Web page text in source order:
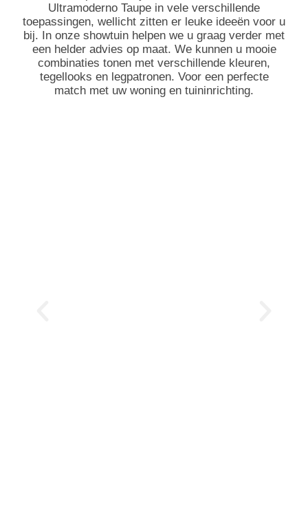
Ultramoderno Taupe in vele verschillende
toepassingen, wellicht zitten er leuke ideeën voor u
bij. In onze showtuin helpen we u graag verder met
een helder advies op maat. We kunnen u mooie
combinaties tonen met verschillende kleuren,
tegellooks en legpatronen. Voor een perfecte
match met uw woning en tuininrichting.